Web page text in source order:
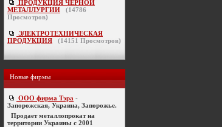
ПРОДУКЦИЯ ЧЕРНОЙ
МЕТАЛЛУРГИИ
(14786
Просмотров)
ЭЛЕКТРОТЕХНИЧЕСКАЯ
ПРОДУКЦИЯ
(14151 Просмотров)
Новые фирмы
ООО фирма Тэра -
Запорожская, Украина, Запорожье.
Продает металлопрокат на
территории Украины с 2001